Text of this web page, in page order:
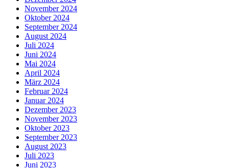
November 2024
Oktober 2024
September 2024
August 2024
Juli 2024
Juni 2024
Mai 2024
April 2024
März 2024
Februar 2024
Januar 2024
Dezember 2023
November 2023
Oktober 2023
September 2023
August 2023
Juli 2023
Juni 2023